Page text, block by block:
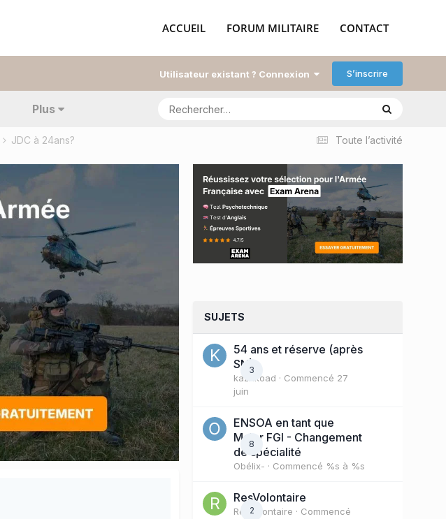
ACCUEIL FORUM MILITAIRE CONTACT
Utilisateur existant ? Connexion S’inscrire
Plus
Toute l’activité
JDC à 24ans?
SUJETS
3
54 ans et réserve (après
SN)
kazhkoad · Commencé 27
juin
8
ENSOA en tant que
Major FGI - Changement
de spécialité
Obélix- · Commencé %s à %s
2
ResVolontaire
ResVolontaire · Commencé